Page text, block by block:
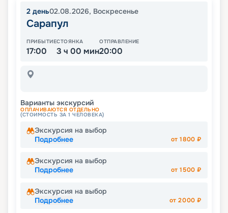
2 день02.08.2026, Воскресенье
Сарапул
ПРИБЫТИЕ
17:00
СТОЯНКА
3 ч 00 мин
ОТПРАВЛЕНИЕ
20:00
Варианты экскурсий
ОПЛАЧИВАЮТСЯ ОТДЕЛЬНО
(СТОИМОСТЬ ЗА 1 ЧЕЛОВЕКА)
Экскурсия на выбор
Подробнее
от1800 ₽
Экскурсия на выбор
Подробнее
от1500 ₽
Экскурсия на выбор
Подробнее
от2000 ₽